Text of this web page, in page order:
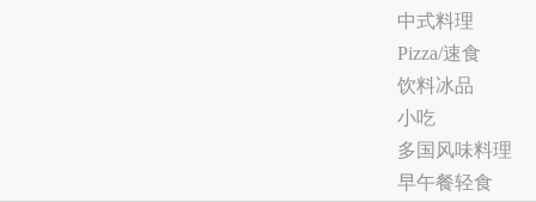
中式料理
Pizza/速食
饮料冰品
小吃
多国风味料理
早午餐轻食